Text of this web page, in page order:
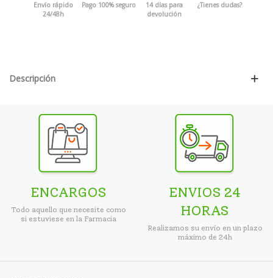
Envío rápido
24/48h
Pago 100% seguro
14 días para
devolución
¿Tienes dudas?
Descripción
ENCARGOS
Todo aquello que necesite como
si estuviese en la Farmacia
ENVIOS 24
HORAS
Realizamos su envío en un plazo
máximo de 24h